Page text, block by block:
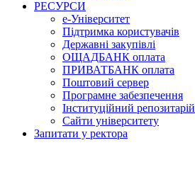
РЕСУРСИ
е-Університет
Підтримка користувачів
Державні закупівлі
ОЩАДБАНК оплата
ПРИВАТБАНК оплата
Поштовий сервер
Програмне забезпечення
Інституційний репозитарій
Сайти університету
Запитати у ректора